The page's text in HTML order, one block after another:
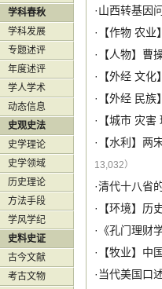
·山西转基因
·【作物 农业】
·【人物】 曹
·【外经 文化】
·【外经 民族】
·【城市 灾害
·【水利】两
13,032）
·清代十八省
·【环境】 历
· 《孔门理
·【牧业】 中
·当代美国口
学科春秋
学科发展
专题述评
年度述评
学人学术
动态信息
史观史法
史学理论
史学领域
历史理论
方法手段
学风学纪
史料史证
古今文献
考古文物